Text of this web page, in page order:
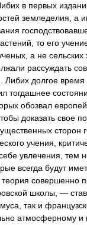
в первых
земледелия, а
то его
а не сельских
рассуждать
Либих долгое
тогдашнее
обозвал
доказать свое
сторон
учения,
увлечения, тем
всегда будут
совершенно
школы, —
так и
атмосферному и